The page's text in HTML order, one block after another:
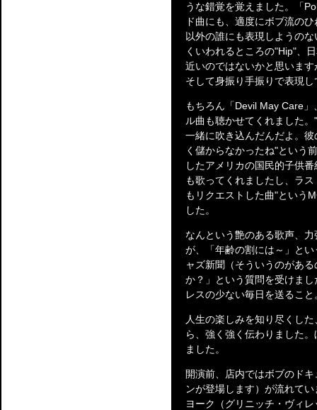
うな錯覚を覚えました。「
ド曲にも、適度にボブ流の
以外の誰にも表現しようの
くいわれるところの"Hip"、
近いのではないかと思いま
そして身振り手振りで表現
もちろん「Devil May Care
ル曲も聴かせてくれました
一緒に吹き込んだんだよ。
く儲からなかったね"という
したアメリカの国民的子供
も歌ってくれましたし、ラ
もリクエストした曲"という
した。
なんという艶のある歌声、
が、「年齢の割には～」と
ャズ新聞（そういうのがあ
か？」という質問を受けま
レスの少ない毎日を送るこ
人生の楽しみを知り尽くし
ら、強く強く伝わりました
ました。
開演前、店内ではボブのド
ンが登場します）が流れて
ヨーク（グリニッチ・ヴィ